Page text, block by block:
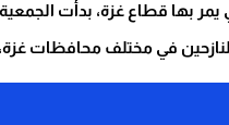
في مختلف محافظات